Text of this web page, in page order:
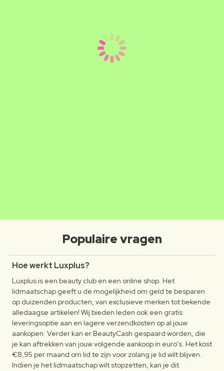
Populaire vragen
Hoe werkt Luxplus?
Luxplus is een beauty club en een online shop. Het
lidmaatschap geeft u de mogelijkheid om geld te besparen
op duizenden producten, van exclusieve merken tot bekende
alledaagse artikelen! Wij bieden leden ook een gratis
leveringsoptie aan en lagere verzendkosten op al jouw
aankopen. Verder kan er BeautyCash gespaard worden, die
je kan aftrekken van jouw volgende aankoop in euro's. Het kost
€8,95 per maand om lid te zijn voor zolang je lid wilt blijven.
Indien je het lidmaatschap wilt stopzetten, kan je dit